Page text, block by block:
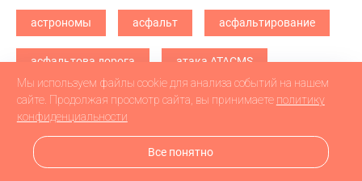
астрономы асфальт асфальтирование
асфальтова дорога атака ATACMS
атака БПЛА атака дронв атака дронов
атака дронов БПЛА атака дронов\
Мы используем файлы cookie для анализа событий на нашем
сайте. Продолжая просмотр сайта, вы принимаете политику
конфиденциальности
Все понятно